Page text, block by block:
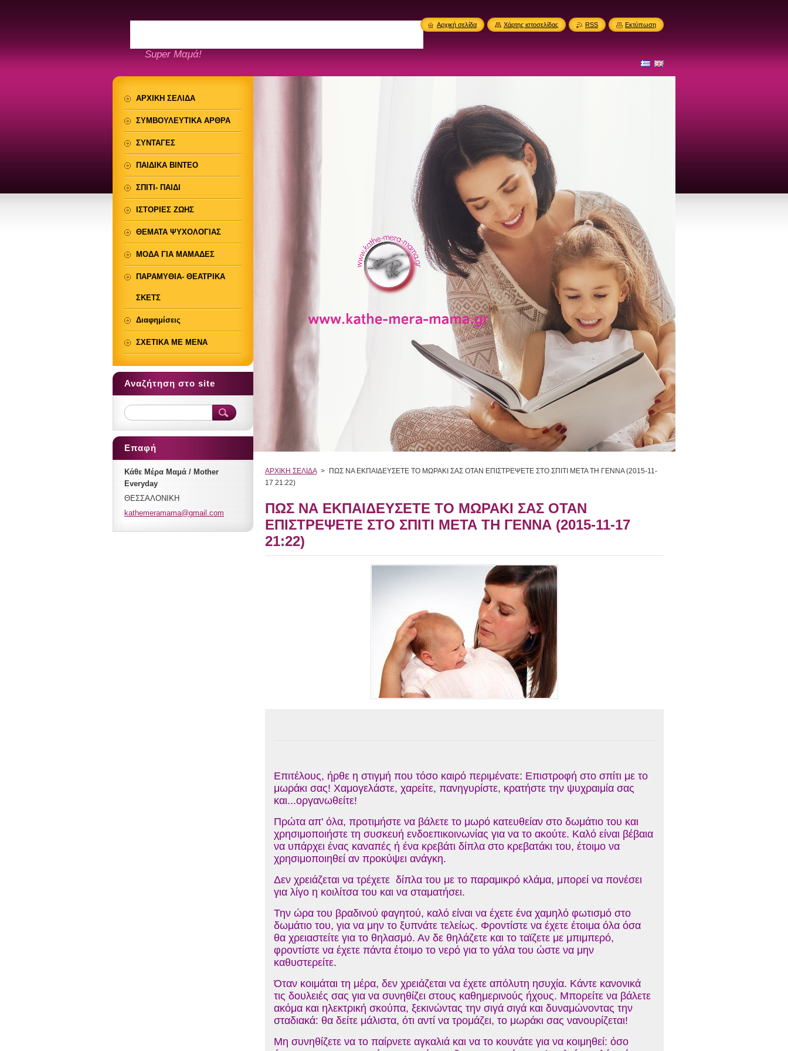
Super Μαμά!
ΑΡΧΙΚΗ ΣΕΛΙΔΑ >
ΠΩΣ ΝΑ ΕΚΠΑΙΔΕΥΣΕΤΕ ΤΟ ΜΩΡΑΚΙ ΣΑΣ ΟΤΑΝ ΕΠΙΣΤΡΕΨΕΤΕ ΣΤΟ ΣΠΙΤΙ ΜΕΤΑ ΤΗ ΓΕΝΝΑ (2015-11-
17 21:22)
ΠΩΣ ΝΑ ΕΚΠΑΙΔΕΥΣΕΤΕ ΤΟ ΜΩΡΑΚΙ ΣΑΣ ΟΤΑΝ
ΕΠΙΣΤΡΕΨΕΤΕ ΣΤΟ ΣΠΙΤΙ ΜΕΤΑ ΤΗ ΓΕΝΝΑ (2015-11-17
21:22)
Επιτέλους, ήρθε η στιγμή που τόσο καιρό περιμένατε: Επιστροφή στο σπίτι με το
μωράκι σας! Χαμογελάστε, χαρείτε, πανηγυρίστε, κρατήστε την ψυχραιμία σας
και...οργανωθείτε!
Πρώτα απ' όλα, προτιμήστε να βάλετε το μωρό κατευθείαν στο δωμάτιο του και
χρησιμοποιήστε τη συσκευή ενδοεπικοινωνίας για να το ακούτε. Καλό είναι βέβαια
να υπάρχει ένας καναπές ή ένα κρεβάτι δίπλα στο κρεβατάκι του, έτοιμο να
χρησιμοποιηθεί αν προκύψει ανάγκη.
Δεν χρειάζεται να τρέχετε δίπλα του με το παραμικρό κλάμα, μπορεί να πονέσει
για λίγο η κοιλίτσα του και να σταματήσει.
Την ώρα του βραδινού φαγητού, καλό είναι να έχετε ένα χαμηλό φωτισμό στο
δωμάτιο του, για να μην το ξυπνάτε τελείως. Φροντίστε να έχετε έτοιμα όλα όσα
θα χρειαστείτε για το θηλασμό. Αν δε θηλάζετε και το ταϊζετε με μπιμπερό,
φροντίστε να έχετε πάντα έτοιμο το νερό για το γάλα του ώστε να μην
καθυστερείτε.
Όταν κοιμάται τη μέρα, δεν χρειάζεται να έχετε απόλυτη ησυχία. Κάντε κανονικά
τις δουλειές σας για να συνηθίζει στους καθημερινούς ήχους. Μπορείτε να βάλετε
ακόμα και ηλεκτρική σκούπα, ξεκινώντας την σιγά σιγά και δυναμώνοντας την
σταδιακά: θα δείτε μάλιστα, ότι αντί να τρομάζει, το μωράκι σας νανουρίζεται!
Μη συνηθίζετε να το παίρνετε αγκαλιά και να το κουνάτε για να κοιμηθεί: όσο
ΑΡΧΙΚΗ ΣΕΛΙΔΑ
ΣΥΜΒΟΥΛΕΥΤΙΚΑ ΑΡΘΡΑ
ΣΥΝΤΑΓΕΣ
ΠΑΙΔΙΚΑ ΒΙΝΤΕΟ
ΣΠΙΤΙ- ΠΑΙΔΙ
ΙΣΤΟΡΙΕΣ ΖΩΗΣ
ΘΕΜΑΤΑ ΨΥΧΟΛΟΓΙΑΣ
ΜΟΔΑ ΓΙΑ ΜΑΜΑΔΕΣ
ΠΑΡΑΜΥΘΙΑ- ΘΕΑΤΡΙΚΑ
ΣΚΕΤΣ
Διαφημίσεις
ΣΧΕΤΙΚΑ ΜΕ ΜΕΝΑ
Αναζήτηση στο site
Επαφή
Κάθε Μέρα Μαμά / Mother
Everyday
ΘΕΣΣΑΛΟΝΙΚΗ
kathemeramama@gmail.com
Αρχική σελίδα Χάρτης ιστοσελίδας RSS Εκτύπωση